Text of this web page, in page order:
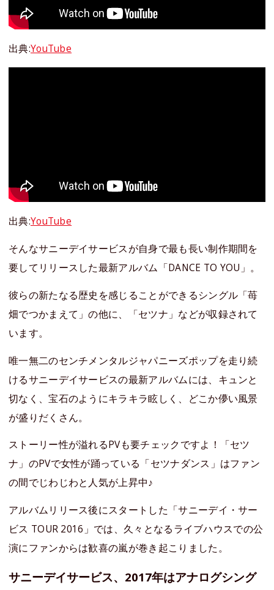
出典:YouTube
出典:YouTube
そんなサニーデイサービスが自身で最も長い制作期間を
要してリリースした最新アルバム「DANCE TO YOU」。
彼らの新たなる歴史を感じることができるシングル「苺
畑でつかまえて」の他に、「セツナ」などが収録されて
います。
唯一無二のセンチメンタルジャパニーズポップを走り続
けるサニーデイサービスの最新アルバムには、キュンと
切なく、宝石のようにキラキラ眩しく、どこか儚い風景
が盛りだくさん。
ストーリー性が溢れるPVも要チェックですよ！「セツ
ナ」のPVで女性が踊っている「セツナダンス」はファン
の間でじわじわと人気が上昇中♪
アルバムリリース後にスタートした「サニーデイ・サー
ビス TOUR 2016」では、久々となるライブハウスでの公
演にファンからは歓喜の嵐が巻き起こりました。
サニーデイサービス、2017年はアナログシング